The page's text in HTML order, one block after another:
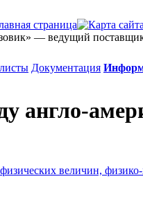
— ведущий
Документация
англо-
величин, физико-